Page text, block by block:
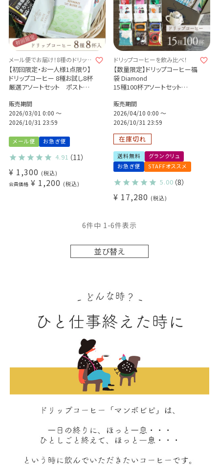
メール便でお届け！8種のドリップ
コーヒーをお試し♪
【初回限定・お一人様1点限り】
ドリップコーヒー 8種お試し8杯
厳選アソートセット ポストに
販売期間
2026/03/01 0:00 〜
2026/10/31 23:59
メール便 お急ぎ便
4.91 （11）
¥ 1,300 税込
会員価格 ¥ 1,200 税込
ドリップコーヒーを飲み比べ！
【数量限定】ドリップコーヒー福
袋 Diamond
15種100杯アソートセット
袋付き！
販売期間
2026/04/10 0:00〜
2026/10/31 23:59
在庫切れ
送料無料
グランクリュ
お急ぎ便
STAFFオススメ
5.00 （8）
¥ 17,280 税込
並び替え
6件中 1-6件表示